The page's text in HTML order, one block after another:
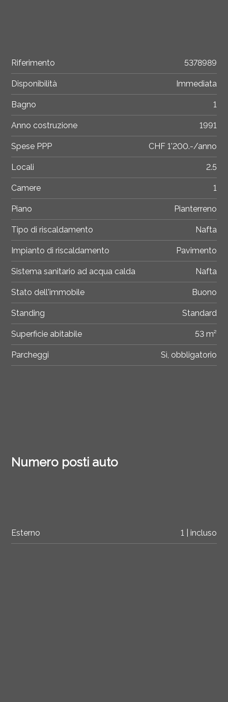
Riferimento 5378989
Disponibilità Immediata
Bagno 1
Anno costruzione 1991
Spese PPP CHF 1'200.-/anno
Locali 2.5
Camere 1
Piano Pianterreno
Tipo di riscaldamento Nafta
Impianto di riscaldamento Pavimento
Sistema sanitario ad acqua calda Nafta
Stato dell'immobile Buono
Standing Standard
Superficie abitabile 53 m²
Parcheggi Sì, obbligatorio
Numero posti auto
Esterno 1 | incluso